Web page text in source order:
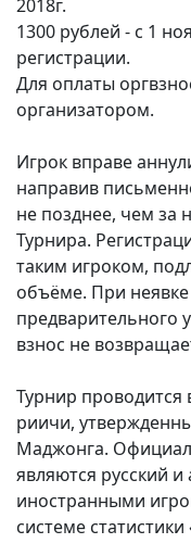
2018г.
1300 рублей - с 1
регистрации.
Для оплаты
организатором.
Игрок вправе
направив
не позднее, чем за
Турнира.
таким игроком,
объёме. При
предварительного
взнос не
Турнир проводится
риичи,
Маджонга.
являются русский и
иностранными
системе